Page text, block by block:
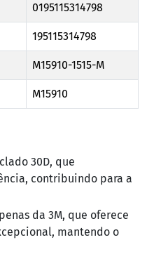
0195115314798
195115314798
M15910-1515-M
M15910
30D, que
contribuindo para a
da 3M, que oferece
mantendo o